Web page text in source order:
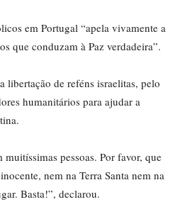
em Portugal “apela vivamente a
que conduzam à Paz verdadeira”.
libertação de reféns israelitas, pelo
humanitários para ajudar a
pessoas. Por favor, que
nem na Terra Santa nem na
Basta!”, declarou.